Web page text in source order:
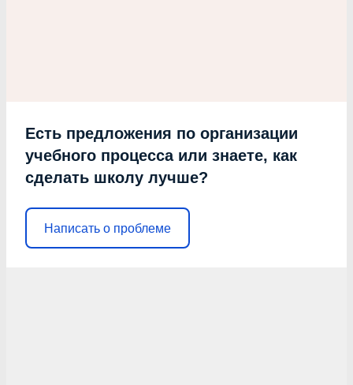
Есть предложения по организации
учебного процесса или знаете, как
сделать школу лучше?
Написать о проблеме